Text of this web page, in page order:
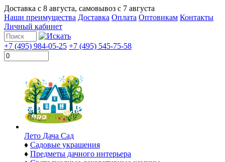
Доставка с 8 августа, самовывоз с 7 августа
Наши преимущества Доставка Оплата Оптовикам Контакты
Личный кабинет
+7 (495) 984-05-25 +7 (495) 545-75-58
Лето Дача Сад
♦ Садовые украшения
♦ Предметы дачного интерьера